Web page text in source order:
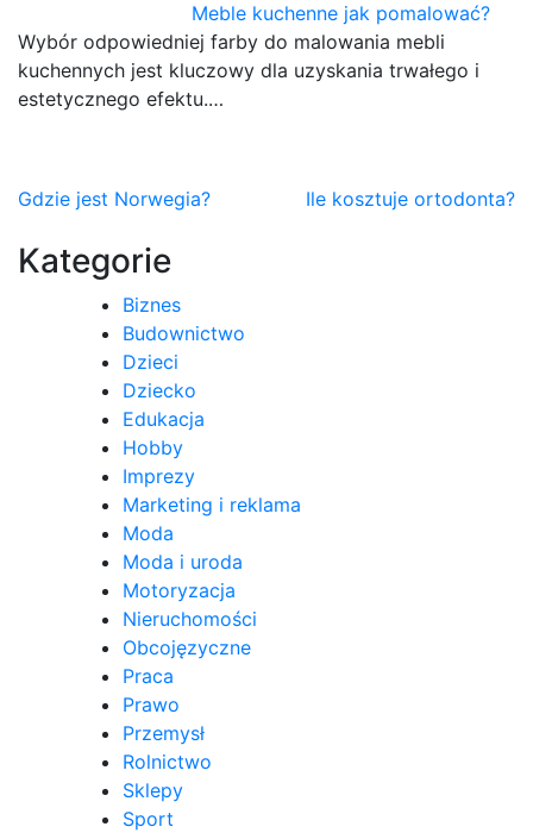
Meble kuchenne jak pomalować?
Wybór odpowiedniej farby do malowania mebli
kuchennych jest kluczowy dla uzyskania trwałego i
estetycznego efektu.…
Nawigacja
wpisu
Gdzie jest Norwegia? Ile kosztuje ortodonta?
Kategorie
Biznes
Budownictwo
Dzieci
Dziecko
Edukacja
Hobby
Imprezy
Marketing i reklama
Moda
Moda i uroda
Motoryzacja
Nieruchomości
Obcojęzyczne
Praca
Prawo
Przemysł
Rolnictwo
Sklepy
Sport